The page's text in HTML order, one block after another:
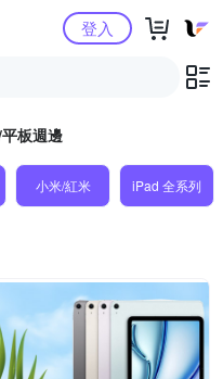
購物中心登入
板週邊
小米/紅米 iPad 全系列